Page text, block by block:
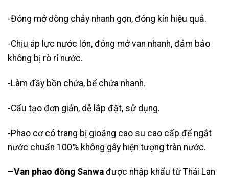
-Đóng mở dòng chảy nhanh gọn, đóng kín hiệu quả.
-Chịu áp lực nước lớn, đóng mở van nhanh, đảm bảo
không bị rò rỉ nước.
-Làm đầy bồn chứa, bể chứa nhanh.
-Cấu tạo đơn giản, dễ lắp đặt, sử dụng.
-Phao cơ có trang bị gioăng cao su cao cấp để ngắt
nước chuẩn 100% không gây hiện tượng tràn nước.
–Van phao đồng Sanwa được nhập khẩu từ Thái Lan